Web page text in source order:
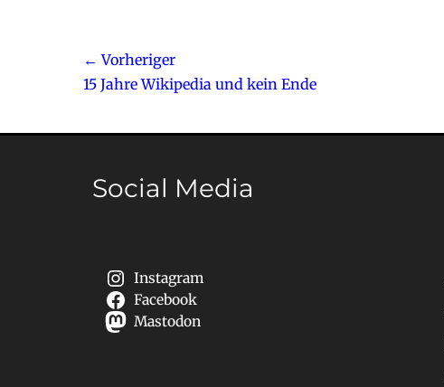
Beitragsnavigation
← Vorheriger
Vorheriger
15 Jahre Wikipedia und kein Ende
Social Media
Instagram
Facebook
Mastodon